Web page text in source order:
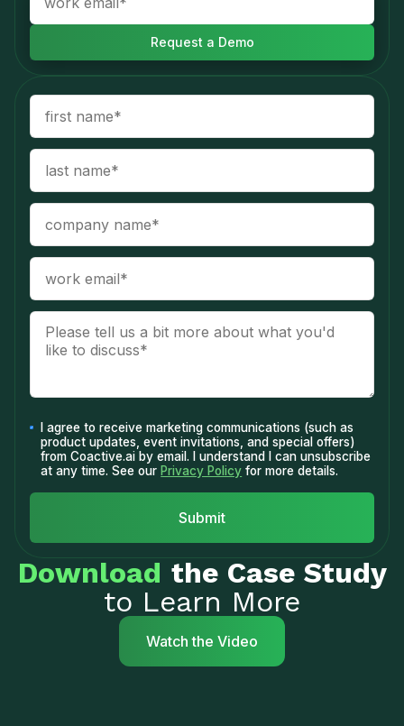
I agree to receive marketing communications (such as
product updates, event invitations, and special offers)
from Coactive.ai by email. I understand I can unsubscribe
at any time. See our Privacy Policy for more details.
Download the Case Study
to Learn More
Watch the Video